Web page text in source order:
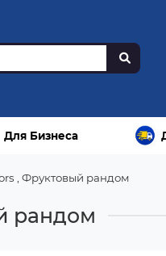
Для Бизнеса
, Фруктовый рандом
рандом